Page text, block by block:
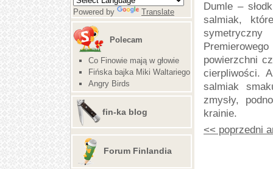
Powered by Translate
Polecam
Co Finowie mają w głowie
Fińska bajka Miki Waltariego
Angry Birds
fin-ka blog
Forum Finlandia
Dumle –
salmiak,
powierzchni
cierpliwości.
salmiak
zmysły,
krainie.
<< poprzedni